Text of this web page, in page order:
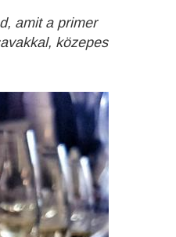
amit a primer
közepes